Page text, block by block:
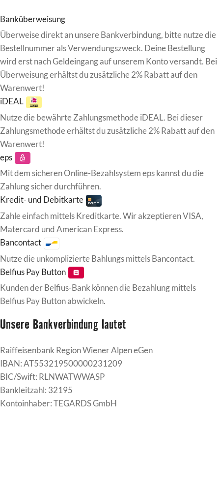
Banküberweisung
Überweise direkt an unsere Bankverbindung, bitte nutze die
Bestellnummer als Verwendungszweck. Deine Bestellung
wird erst nach Geldeingang auf unserem Konto versandt. Bei
Überweisung erhältst du zusätzliche 2% Rabatt auf den
Warenwert!
iDEAL
Nutze die bewährte Zahlungsmethode iDEAL. Bei dieser
Zahlungsmethode erhältst du zusätzliche 2% Rabatt auf den
Warenwert!
eps
Mit dem sicheren Online-Bezahlsystem eps kannst du die
Zahlung sicher durchführen.
Kredit- und Debitkarte
Zahle einfach mittels Kreditkarte. Wir akzeptieren VISA,
Matercard und American Express.
Bancontact
Nutze die unkomplizierte Bahlungs mittels Bancontact.
Belfius Pay Button
Kunden der Belfius-Bank können die Bezahlung mittels
Belfius Pay Button abwickeln.
Unsere Bankverbindung lautet
Raiffeisenbank Region Wiener Alpen eGen
IBAN: AT553219500000231209
BIC/Swift: RLNWATWWASP
Bankleitzahl: 32195
Kontoinhaber: TEGARDS GmbH